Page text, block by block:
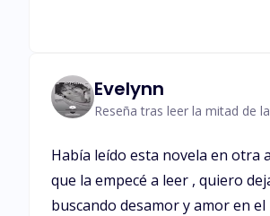
Evelynn
Reseña tras leer la mitad de
Había leído esta novela en otra
que la empecé a leer , quiero
buscando desamor y amor en